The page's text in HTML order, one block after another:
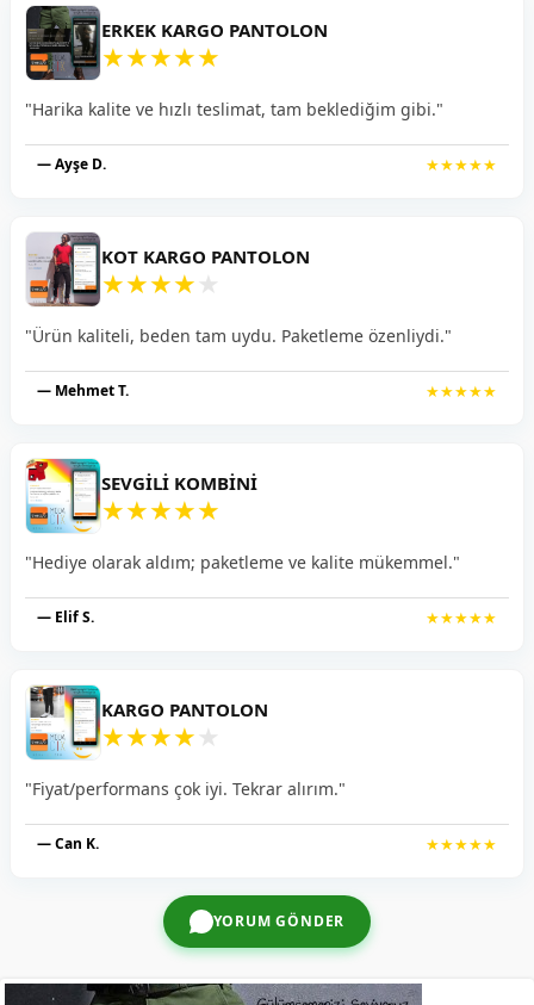
ERKEK KARGO PANTOLON
★★★★★
"Harika kalite ve hızlı teslimat, tam beklediğim gibi."
— Ayşe D. ★★★★★
KOT KARGO PANTOLON
★★★★ ★
"Ürün kaliteli, beden tam uydu. Paketleme özenliydi."
— Mehmet T. ★★★★★
SEVGILI KOMBINI
★★★★★
"Hediye olarak aldım; paketleme ve kalite mükemmel."
— Elif S. ★★★★★
KARGO PANTOLON
★★★★ ★
"Fiyat/performans çok iyi. Tekrar alırım."
— Can K. ★★★★★
YORUM GÖNDER